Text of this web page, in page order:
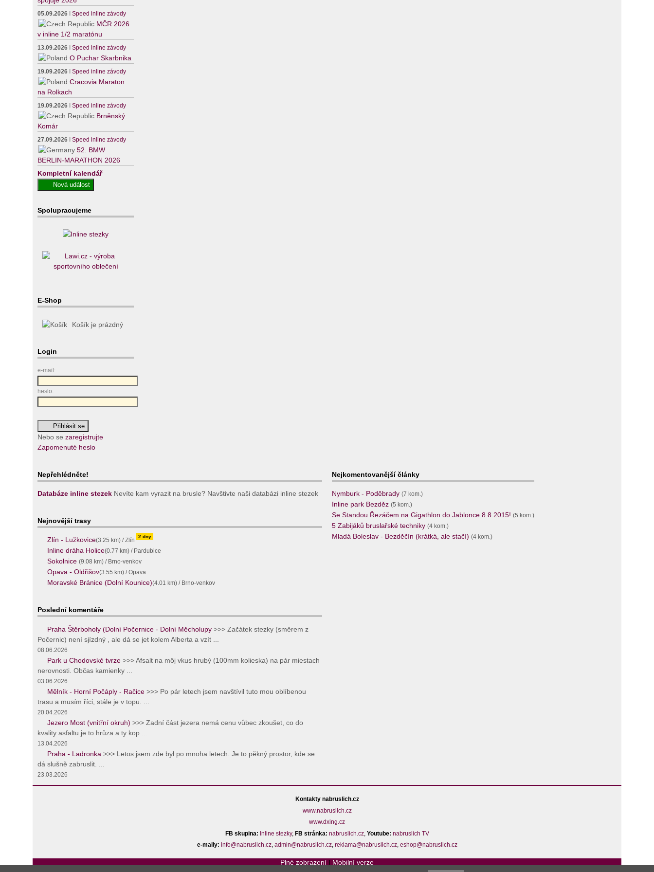
05.09.2026 ISpeed inline závody
MČR 2026
v inline 1/2 maratónu
13.09.2026 ISpeed inline závody
O Puchar Skarbnika
19.09.2026 ISpeed inline závody
Cracovia Maraton
na Rolkach
19.09.2026 ISpeed inline závody
Brněnský
Komár
27.09.2026 ISpeed inline závody
52. BMW
BERLIN-MARATHON 2026
Kompletní kalendář
Spolupracujeme
E-Shop
Košík je prázdný
Login
e-mail:
heslo:
Nebo sezaregistrujte
Zapomenuté heslo
Nepřehlédněte!
Databáze inline stezek Nevíte kam vyrazit na brusle? Navštivte naši databázi inline stezek
Nejnovější trasy
Zlín - Lužkovice(3.25 km) / Zlín
2 dny
Inline dráha Holice(0.77 km) / Pardubice
Sokolnice(9.08 km) / Brno-venkov
Opava - Oldřišov(3.55 km) / Opava
Moravské Bránice (Dolní Kounice)(4.01 km) / Brno-venkov
Poslední komentáře
Praha Štěrboholy (Dolní Počernice - Dolní Měcholupy >>> Začátek stezky (směrem z
Počernic) není sjízdný , ale dá se jet kolem Alberta a vzít ...
08.06.2026
Park u Chodovské tvrze >>> Afsalt na môj vkus hrubý (100mm kolieska) na pár miestach
nerovnosti. Občas kamienky ...
03.06.2026
Mělník - Horní Počáply - Račice >>> Po pár letech jsem navštívil tuto mou oblíbenou
trasu a musím říci, stále je v topu. ...
20.04.2026
Jezero Most (vnitřní okruh) >>> Zadní část jezera nemá cenu vůbec zkoušet, co do
kvality asfaltu je to hrůza a ty kop ...
13.04.2026
Praha - Ladronka >>> Letos jsem zde byl po mnoha letech. Je to pěkný prostor, kde se
dá slušně zabruslit. ...
23.03.2026
Nejkomentovanější články
Nymburk - Poděbrady (7 kom.)
Inline park Bezděz (5 kom.)
Se Standou Řezáčem na Gigathlon do Jablonce 8.8.2015! (5 kom.)
5 Zabijáků bruslařské techniky (4 kom.)
Mladá Boleslav - Bezděčín (krátká, ale stačí) (4 kom.)
Kontakty nabruslich.cz
www.nabruslich.cz
www.dxing.cz
FB skupina: Inline stezky, FB stránka: nabruslich.cz, Youtube: nabruslich TV
e-maily: info@nabruslich.cz, admin@nabruslich.cz, reklama@nabruslich.cz, eshop@nabruslich.cz
Plné zobrazení I Mobilní verze